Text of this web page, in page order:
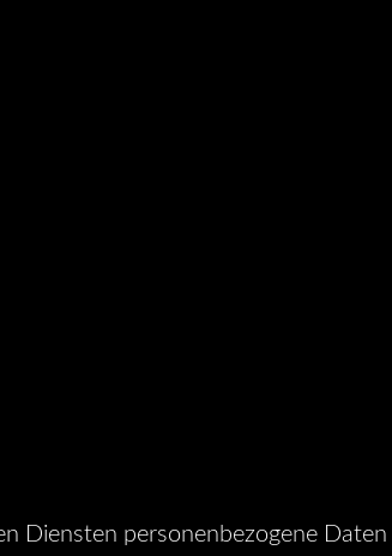
Diensten personenbezogene